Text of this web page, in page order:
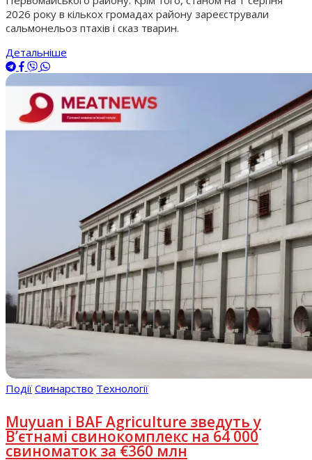
2026 року в кількох громадах району зареєстрували
сальмонельоз птахів і сказ тварин.
Детальніше
Події Свинарство Технології
Muyuan і BAF Agriculture зведуть у
В’єтнамі свинокомплекс на 64 000
свиноматок за €360 млн